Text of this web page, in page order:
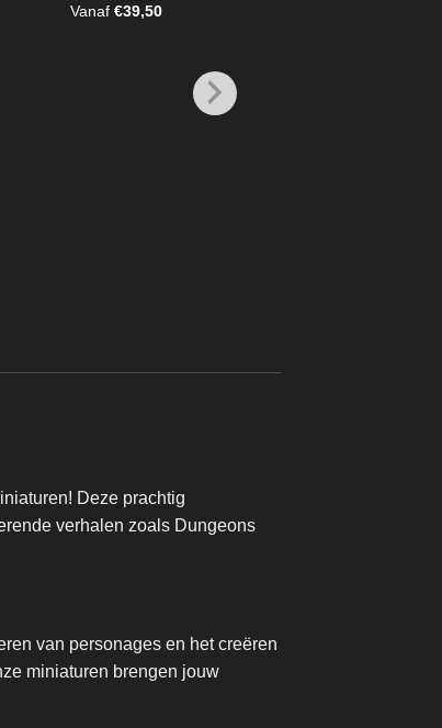
Vanaf €39,50
Deze prachtig
verhalen zoals Dungeons
van personages en het creëren
miniaturen brengen jouw